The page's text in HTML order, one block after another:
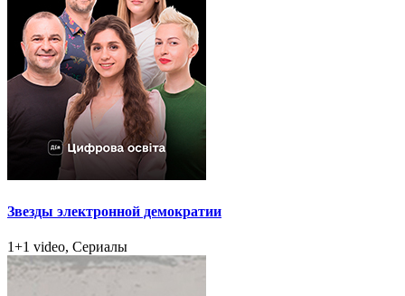
Звезды электронной демократии
1+1 video, Сериалы